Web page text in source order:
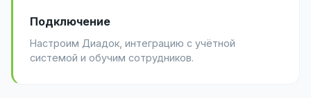
Подключение
Настроим Диадок, интеграцию с учётной
системой и обучим сотрудников.